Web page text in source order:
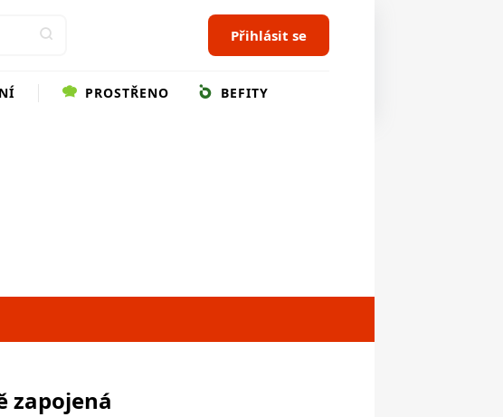
Přihlásit se
PROSTŘENO BEFITY
zapojená